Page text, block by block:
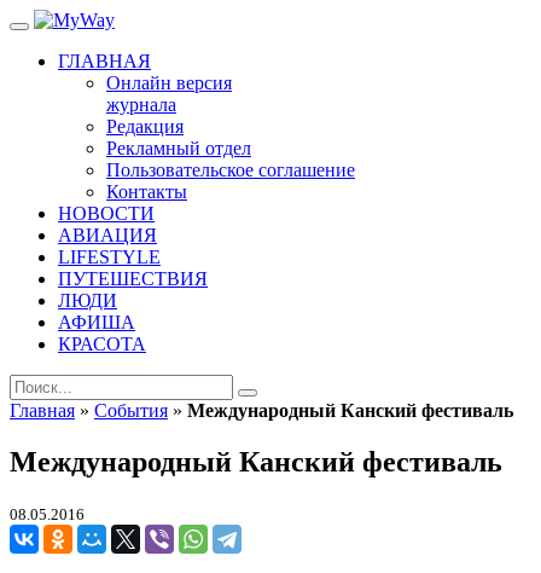
ГЛАВНАЯ
Онлайн версия
журнала
Редакция
Рекламный отдел
Пользовательское соглашение
Контакты
НОВОСТИ
АВИАЦИЯ
LIFESTYLE
ПУТЕШЕСТВИЯ
ЛЮДИ
АФИША
КРАСОТА
Главная » События » Международный Канский фестиваль
Международный Канский фестиваль
08.05.2016